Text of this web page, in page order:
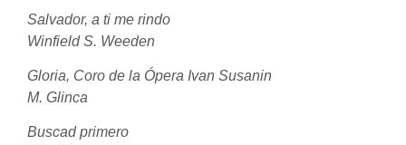
Salvador, a ti me rindo
Winfield S. Weeden
Gloria, Coro de la Ópera Ivan Susanin
M. Glinca
Buscad primero